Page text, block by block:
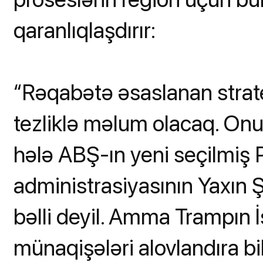
qaranlıqlaşdırır:
“Rəqabətə əsaslanan
tezliklə məlum olacaq.
hələ ABŞ-ın yeni seçilmiş
administrasiyasının
bəlli deyil. Amma
münaqişələri alovlandıra